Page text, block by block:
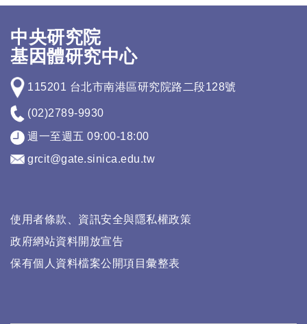
中央研究院
基因體研究中心
115201 台北市南港區研究院路二段128號
(02)2789-9930
週一至週五 09:00-18:00
grcit@gate.sinica.edu.tw
使用者條款、資訊安全與隱私權政策
政府網站資料開放宣告
保有個人資料檔案公開項目彙整表